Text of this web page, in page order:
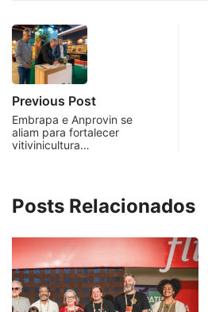
Previous Post
Embrapa e Anprovin se
aliam para fortalecer
vitivinicultura…
Posts Relacionados